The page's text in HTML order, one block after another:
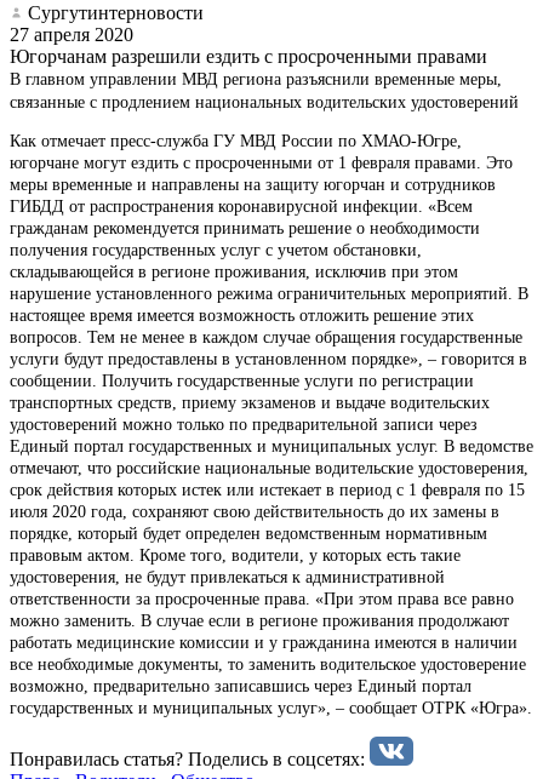
Сургутинтерновости
27 апреля 2020
Югорчанам разрешили ездить с просроченными правами
В главном управлении МВД региона разъяснили временные меры,
связанные с продлением национальных водительских удостоверений
Как отмечает пресс-служба ГУ МВД России по ХМАО-Югре,
югорчане могут ездить с просроченными от 1 февраля правами. Это
меры временные и направлены на защиту югорчан и сотрудников
ГИБДД от распространения коронавирусной инфекции. «Всем
гражданам рекомендуется принимать решение о необходимости
получения государственных услуг с учетом обстановки,
складывающейся в регионе проживания, исключив при этом
нарушение установленного режима ограничительных мероприятий. В
настоящее время имеется возможность отложить решение этих
вопросов. Тем не менее в каждом случае обращения государственные
услуги будут предоставлены в установленном порядке», – говорится в
сообщении. Получить государственные услуги по регистрации
транспортных средств, приему экзаменов и выдаче водительских
удостоверений можно только по предварительной записи через
Единый портал государственных и муниципальных услуг. В ведомстве
отмечают, что российские национальные водительские удостоверения,
срок действия которых истек или истекает в период с 1 февраля по 15
июля 2020 года, сохраняют свою действительность до их замены в
порядке, который будет определен ведомственным нормативным
правовым актом. Кроме того, водители, у которых есть такие
удостоверения, не будут привлекаться к административной
ответственности за просроченные права. «При этом права все равно
можно заменить. В случае если в регионе проживания продолжают
работать медицинские комиссии и у гражданина имеются в наличии
все необходимые документы, то заменить водительское удостоверение
возможно, предварительно записавшись через Единый портал
государственных и муниципальных услуг», – сообщает ОТРК «Югра».
Понравилась статья? Поделиcь в соцсетях: